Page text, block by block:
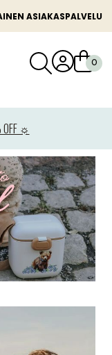
ASIAKASPALVELU
OFF ☼